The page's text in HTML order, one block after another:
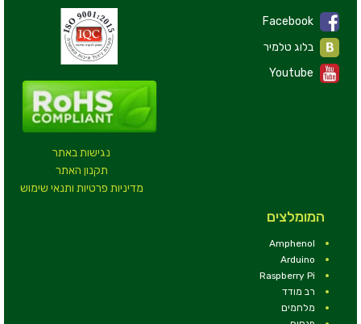
נגישות באתר
תקנון האתר
מדיניות פרטיות ותנאי שימוש
Facebook
Youtube
המומלצים
Amphenol
Arduino
Raspberry Pi
רב מודד
מלחמים